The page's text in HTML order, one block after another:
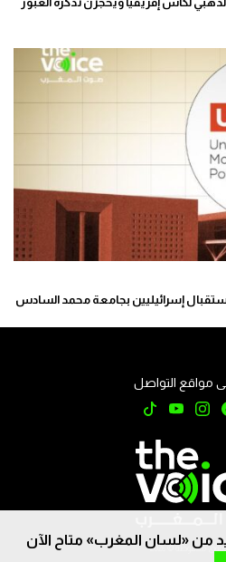
إسرائيليين بجامعة محمد السادس
من «لسان المغرب» متاح الآن
مواقع التواصل
محفوظة © 2026